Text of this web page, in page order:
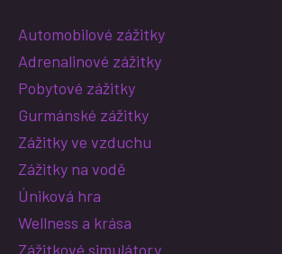
Automobilové zážitky
Adrenalinové zážitky
Pobytové zážitky
Gurmánské zážitky
Zážitky ve vzduchu
Zážitky na vodě
Úniková hra
Wellness a krása
Zážitkové simulátory